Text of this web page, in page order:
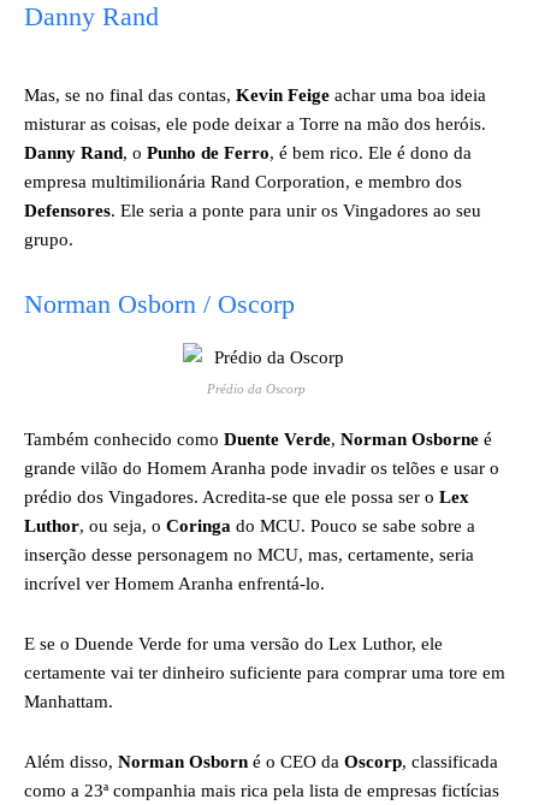
Danny Rand
Mas, se no final das contas, Kevin Feige achar uma boa ideia
misturar as coisas, ele pode deixar a Torre na mão dos heróis.
Danny Rand, o Punho de Ferro, é bem rico. Ele é dono da
empresa multimilionária Rand Corporation, e membro dos
Defensores. Ele seria a ponte para unir os Vingadores ao seu
grupo.
Norman Osborn / Oscorp
Prédio da Oscorp
Também conhecido como Duente Verde, Norman Osborne é
grande vilão do Homem Aranha pode invadir os telões e usar o
prédio dos Vingadores. Acredita-se que ele possa ser o Lex
Luthor, ou seja, o Coringa do MCU. Pouco se sabe sobre a
inserção desse personagem no MCU, mas, certamente, seria
incrível ver Homem Aranha enfrentá-lo.
E se o Duende Verde for uma versão do Lex Luthor, ele
certamente vai ter dinheiro suficiente para comprar uma tore em
Manhattam.
Além disso, Norman Osborn é o CEO da Oscorp, classificada
como a 23ª companhia mais rica pela lista de empresas fictícias